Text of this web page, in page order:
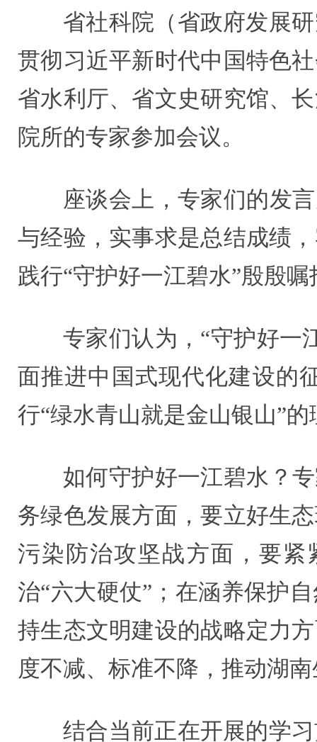
省社科院（省政府发展
贯彻习近平新时代中国特色
省水利厅、省文史研究馆、
院所的专家参加会议。
座谈会上，专家们的发
与经验，实事求是总结成绩
践行“守护好一江碧水”殷殷
专家们认为，“守护好一
面推进中国式现代化建设的
行“绿水青山就是金山银山”的
如何守护好一江碧水？
务绿色发展方面，要立好生
污染防治攻坚战方面，要
治“六大硬仗”；在涵养保护
持生态文明建设的战略定力
度不减、标准不降，推动湖
结合当前正在开展的学